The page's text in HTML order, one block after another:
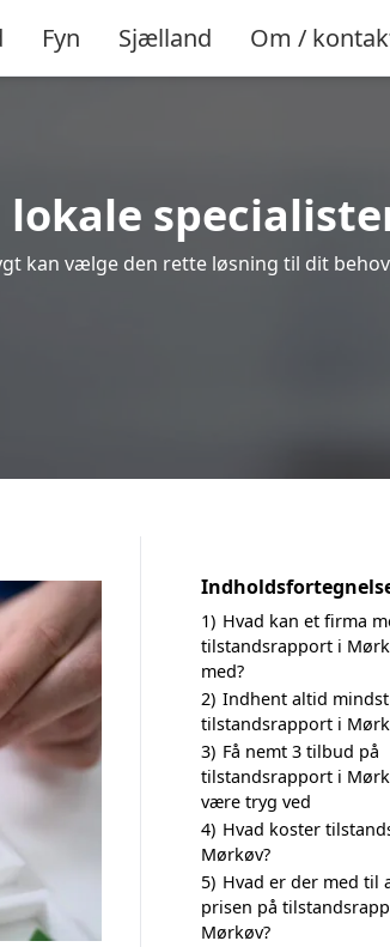
Fyn Sjælland Om /
kan vælge den rette løsning til dit
1) Hvad kan et firma
tilstandsrapport i
med?
2) Indhent altid
tilstandsrapport i
3) Få nemt 3 tilbud på
tilstandsrapport i
være tryg ved
4) Hvad koster
Mørkøv?
5) Hvad er der med til
prisen på
Mørkøv?